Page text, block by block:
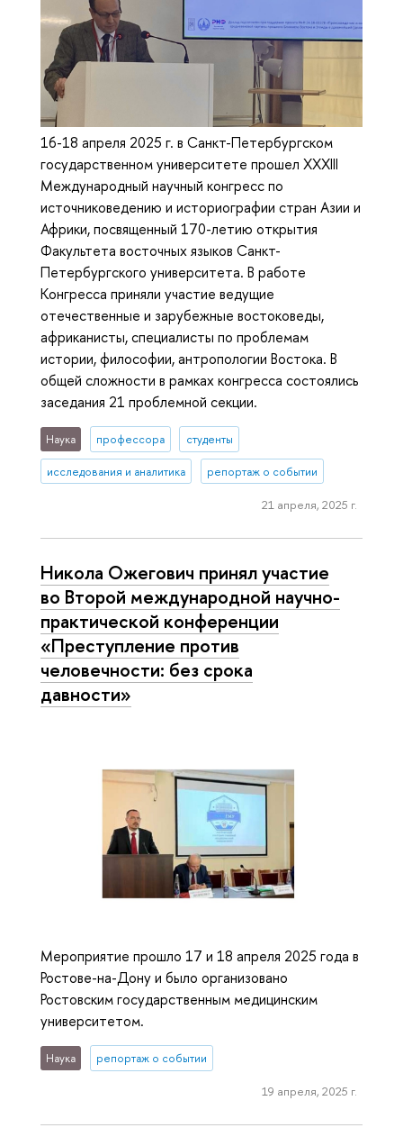
16-18 апреля 2025 г. в Санкт-Петербургском
государственном университете прошел XXXIII
Международный научный конгресс по
источниковедению и историографии стран Азии и
Африки, посвященный 170-летию открытия
Факультета восточных языков Санкт-
Петербургского университета. В работе
Конгресса приняли участие ведущие
отечественные и зарубежные востоковеды,
африканисты, специалисты по проблемам
истории, философии, антропологии Востока. В
общей сложности в рамках конгресса состоялись
заседания 21 проблемной секции.
Наука профессора студенты
исследования и аналитика репортаж о событии
21 апреля, 2025 г.
Никола Ожегович принял участие
во Второй международной научно-
практической конференции
«Преступление против
человечности: без срока
давности»
Мероприятие прошло 17 и 18 апреля 2025 года в
Ростове-на-Дону и было организовано
Ростовским государственным медицинским
университетом.
Наука репортаж о событии
19 апреля, 2025 г.